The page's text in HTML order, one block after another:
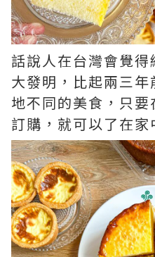
話說人在台灣會覺
大發明，比起兩三
地不同的美食，只
訂購，就可以了在家